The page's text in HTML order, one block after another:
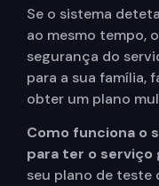
Se o sistema
ao mesmo tempo,
segurança do
para a sua família,
obter um plano
Como funciona o
para ter o serviço
seu plano de teste